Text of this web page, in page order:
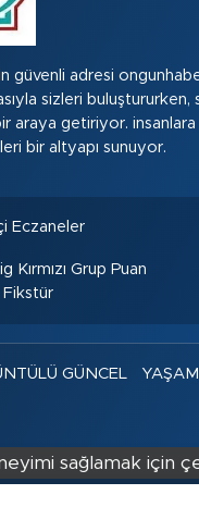
güvenli adresi
sizleri buluştururken,
araya getiriyor. insanlara
bir altyapı sunuyor.
Eczaneler
Kırmızı Grup Puan
Fikstür
GÜNCEL YAŞAM
sağlamak için